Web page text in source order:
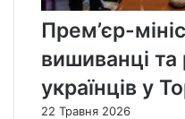
Прем’єр-
вишиванці
українців у
22 Травня 2026